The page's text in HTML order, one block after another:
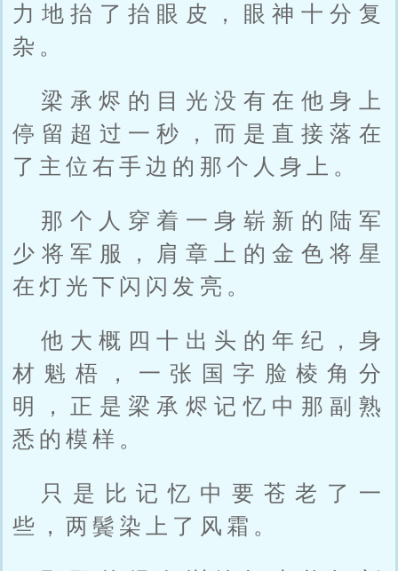
力地抬了抬眼皮，眼神十分复
杂。
梁承烬的目光没有在他身上
停留超过一秒，而是直接落在
了主位右手边的那个人身上。
那个人穿着一身崭新的陆军
少将军服，肩章上的金色将星
在灯光下闪闪发亮。
他大概四十出头的年纪，身
材魁梧，一张国字脸棱角分
明，正是梁承烬记忆中那副熟
悉的模样。
只是比记忆中要苍老了一
些，两鬓染上了风霜。